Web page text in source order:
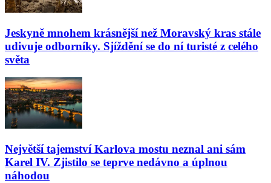
Jeskyně mnohem krásnější než Moravský kras stále
udivuje odborníky. Sjíždění se do ní turisté z celého
světa
Největší tajemství Karlova mostu neznal ani sám
Karel IV. Zjistilo se teprve nedávno a úplnou
náhodou